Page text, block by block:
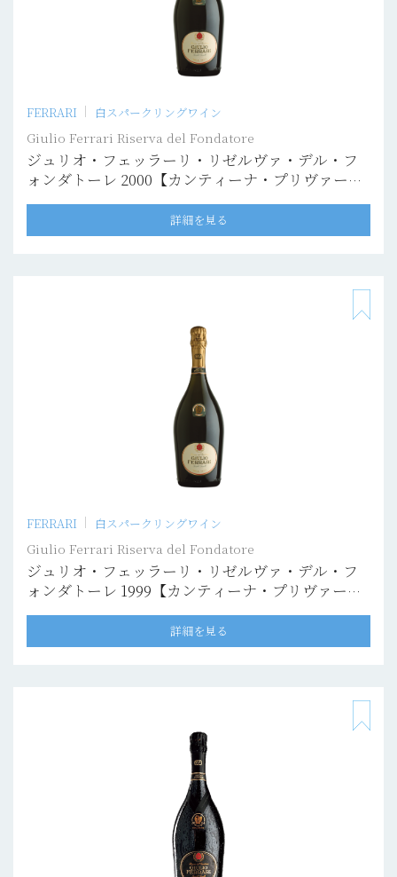
FERRARI 白スパークリングワイン
Giulio Ferrari Riserva del Fondatore
ジュリオ・フェッラーリ・リゼルヴァ・デル・フ
ォンダトーレ 2000【カンティーナ・プリヴァー
詳細を見る
FERRARI 白スパークリングワイン
Giulio Ferrari Riserva del Fondatore
ジュリオ・フェッラーリ・リゼルヴァ・デル・フ
ォンダトーレ 1999【カンティーナ・プリヴァー
タ】
詳細を見る